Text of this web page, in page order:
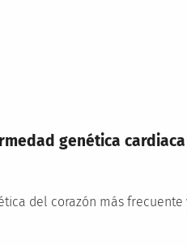
genética
del corazón más